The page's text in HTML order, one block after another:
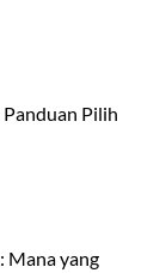
Pilih
Mana yang